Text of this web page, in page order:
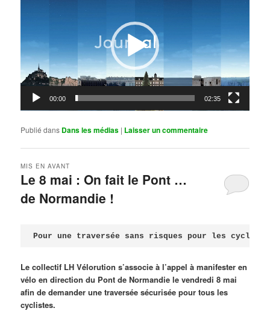
00:00 02:35
Publié dans Dans les médias | Laisser un commentaire
Le 8 mai : On fait le Pont …
de Normandie !
MIS EN AVANT
Pour une traversée sans risques pour les
Le collectif LH Vélorution s’associe à l’appel à manifester en
vélo en direction du Pont de Normandie le vendredi 8 mai
afin de demander une traversée sécurisée pour tous les
cyclistes.